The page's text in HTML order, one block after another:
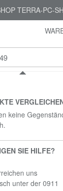
TERRA-PC-
keine
SIE HILFE?